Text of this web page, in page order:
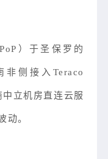
）于圣保罗的
非侧接入Teraco
立机房直连云服
动。